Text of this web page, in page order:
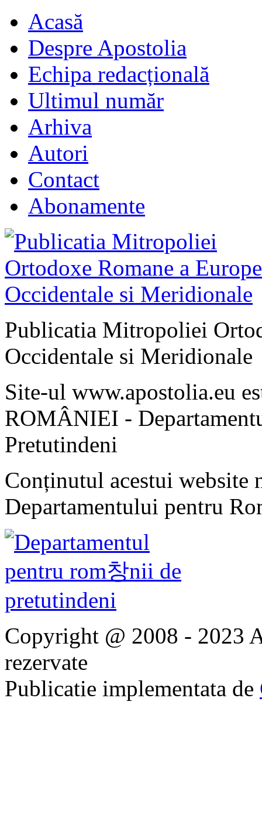
Acasă
Despre Apostolia
Echipa redacțională
Ultimul număr
Arhiva
Autori
Contact
Abonamente
Publicatia Mitropoliei
Occidentale si Meridionale
Site-ul www.apostolia.eu
ROMÂNIEI -
Pretutindeni
Conținutul acestui website
Departamentului pentru
Copyright @ 2008 - 2023
rezervate
Publicatie implementata de